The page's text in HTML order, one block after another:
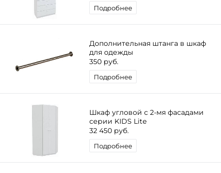
Подробнее
Дополнительная штанга в шкаф
для одежды
350 руб.
Подробнее
Шкаф угловой с 2-мя фасадами
серии KIDS Lite
32 450 руб.
Подробнее